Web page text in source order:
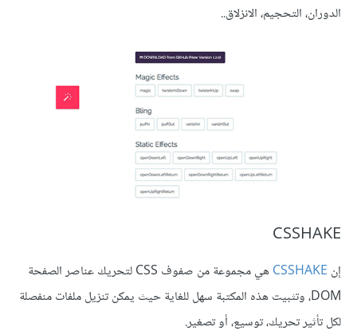
الدوران، التحجيم، الانزلاق..
CSSHAKE
إن CSSHAKE
هي مجموعة من صفوف CSS لتحريك عناصر الصفحة
DOM، وتثبيت هذه المكتبة سهل للغاية حيث يمكن تنزيل ملفات منفصلة
لكل تأثير تحريك، توسيع، أو تصغير.